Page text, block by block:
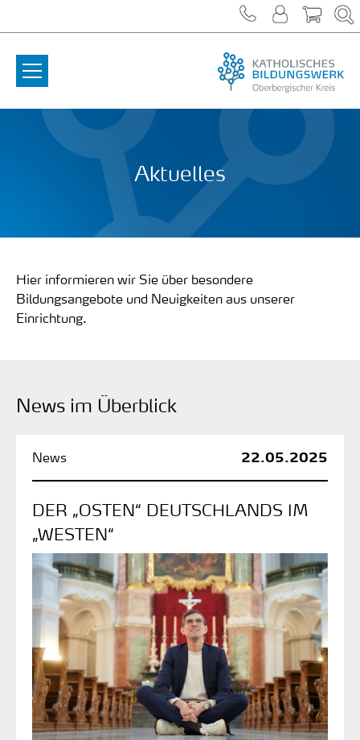
Aktuelles
Hier informieren wir Sie über besondere
Bildungsangebote und Neuigkeiten aus unserer
Einrichtung.
News im Überblick
DER „OSTEN“ DEUTSCHLANDS IM
„WESTEN“
22.05.2025